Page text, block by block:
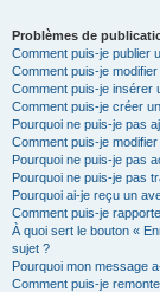
Problèmes de
Comment puis-je publier
Comment puis-je
Comment puis-je insérer
Comment puis-je créer
Pourquoi ne puis-je pas
Comment puis-je
Pourquoi ne puis-je pas
Pourquoi ne puis-je pas
Pourquoi ai-je reçu un
Comment puis-je
À quoi sert le bouton «
sujet ?
Pourquoi mon message
Comment puis-je